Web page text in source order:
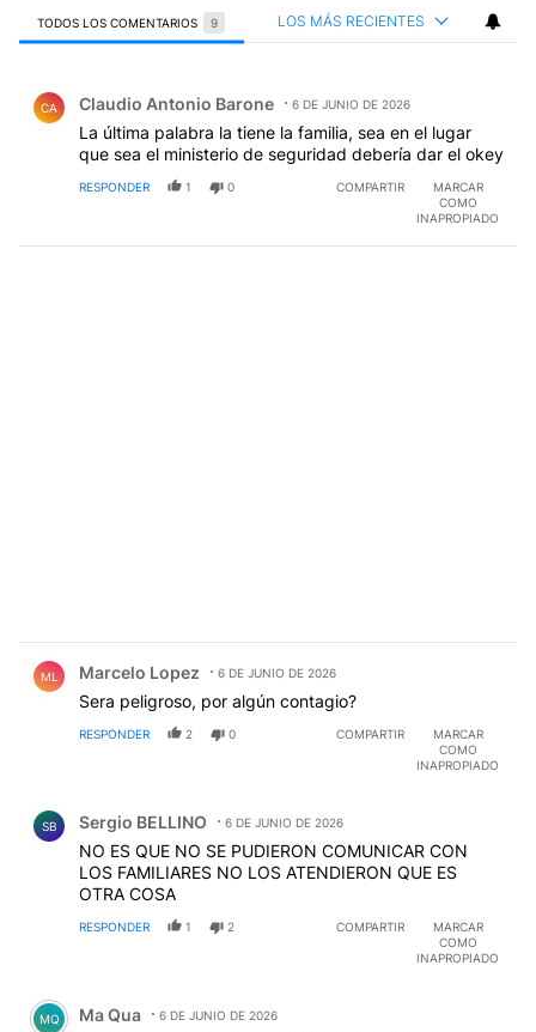
TODOS LOS COMENTARIOS 9 LOS MÁS RECIENTES
CA Claudio Antonio Barone 6 DE JUNIO DE 2026
La última palabra la tiene la familia, sea en el lugar
que sea el ministerio de seguridad debería dar el okey
RESPONDER 1 0 COMPARTIR
MARCAR
COMO
INAPROPIADO
ML Marcelo Lopez 6 DE JUNIO DE 2026
Sera peligroso, por algún contagio?
RESPONDER 2 0 COMPARTIR
MARCAR
COMO
INAPROPIADO
SB Sergio BELLINO 6 DE JUNIO DE 2026
NO ES QUE NO SE PUDIERON COMUNICAR CON
LOS FAMILIARES NO LOS ATENDIERON QUE ES
OTRA COSA
RESPONDER 1 2 COMPARTIR
MARCAR
COMO
INAPROPIADO
Comentario de Ma Qua.
MQ Ma Qua 6 DE JUNIO DE 2026